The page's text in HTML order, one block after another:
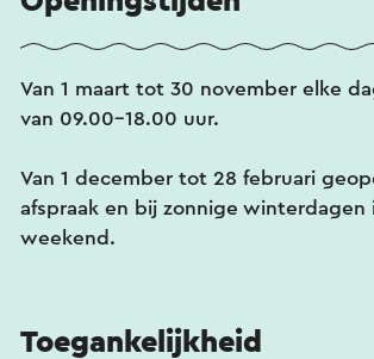
Van 1 maart tot 30 november elke
van 09.00-18.00 uur.
Van 1 december tot 28 februari
afspraak en bij zonnige winterdagen
weekend.
Toegankelijkheid